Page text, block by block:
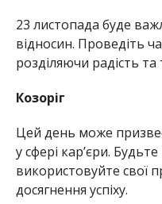
23 листопада буде
відносин. Проведіть
розділяючи радість
Козоріг
Цей день може
у сфері кар’єри.
використовуйте свої
досягнення успіху.